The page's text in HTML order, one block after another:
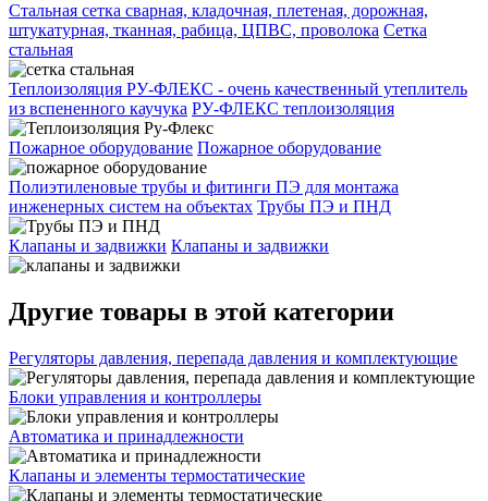
Стальная сетка сварная, кладочная, плетеная, дорожная,
штукатурная, тканная, рабица, ЦПВС, проволока Сетка
стальная
Теплоизоляция РУ-ФЛЕКС - очень качественный утеплитель
из вспененного каучука РУ-ФЛЕКС теплоизоляция
Пожарное оборудование Пожарное оборудование
Полиэтиленовые трубы и фитинги ПЭ для монтажа
инженерных систем на объектах Трубы ПЭ и ПНД
Клапаны и задвижки Клапаны и задвижки
Другие товары в этой категории
Регуляторы давления, перепада давления и комплектующие
Блоки управления и контроллеры
Автоматика и принадлежности
Клапаны и элементы термостатические